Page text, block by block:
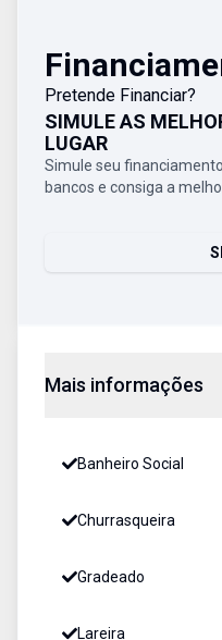
Pretende Financiar?
SIMULE AS
LUGAR
Simule seu
bancos e consiga a
Mais informações
Banheiro Social
Churrasqueira
Gradeado
Lareira